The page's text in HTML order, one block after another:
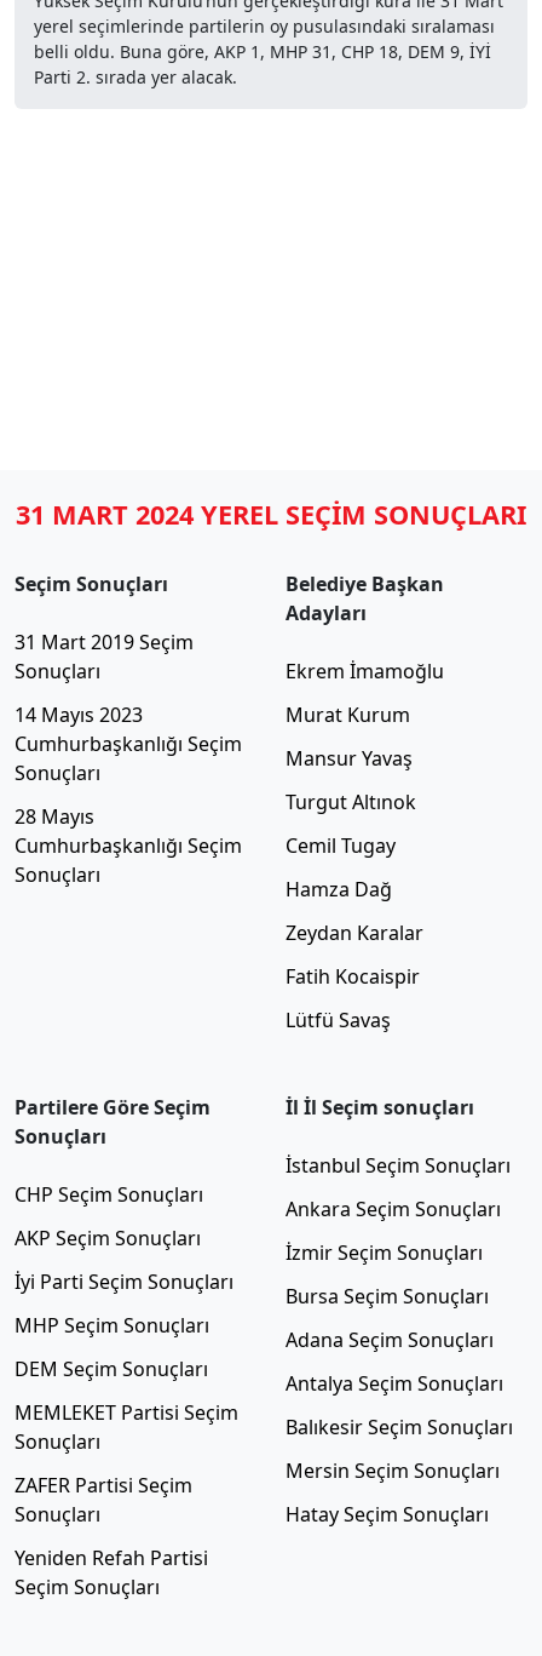
yerel seçimlerinde partilerin oy pusulasındaki sıralaması
belli oldu. Buna göre, AKP 1, MHP 31, CHP 18, DEM 9, İYİ
Parti 2. sırada yer alacak.
31 MART 2024 YEREL SEÇİM SONUÇLARI
Seçim Sonuçları
31 Mart 2019 Seçim
Sonuçları
14 Mayıs 2023
Cumhurbaşkanlığı Seçim
Sonuçları
28 Mayıs
Cumhurbaşkanlığı Seçim
Sonuçları
Belediye Başkan
Adayları
Ekrem İmamoğlu
Murat Kurum
Mansur Yavaş
Turgut Altınok
Cemil Tugay
Hamza Dağ
Zeydan Karalar
Fatih Kocaispir
Lütfü Savaş
Partilere Göre Seçim
Sonuçları
CHP Seçim Sonuçları
AKP Seçim Sonuçları
İyi Parti Seçim Sonuçları
MHP Seçim Sonuçları
DEM Seçim Sonuçları
MEMLEKET Partisi Seçim
Sonuçları
ZAFER Partisi Seçim
Sonuçları
Yeniden Refah Partisi
Seçim Sonuçları
İl İl Seçim sonuçları
İstanbul Seçim Sonuçları
Ankara Seçim Sonuçları
İzmir Seçim Sonuçları
Bursa Seçim Sonuçları
Adana Seçim Sonuçları
Antalya Seçim Sonuçları
Balıkesir Seçim Sonuçları
Mersin Seçim Sonuçları
Hatay Seçim Sonuçları